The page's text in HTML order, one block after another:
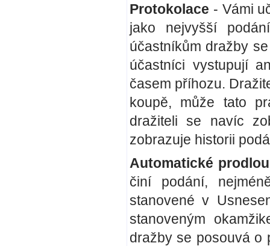
Protokolace - Vámi
jako nejvyšší
účastníkům dražby
účastníci vystupují
časem příhozu.
koupě, může tato
dražiteli se navíc
zobrazuje historii
Automatické
činí podání,
stanovené v
stanoveným
dražby se posouvá o